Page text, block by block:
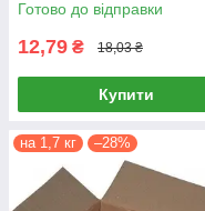
Готово до відправки
12,79 ₴ 18,03 ₴
Купити
на 1,7 кг –28%